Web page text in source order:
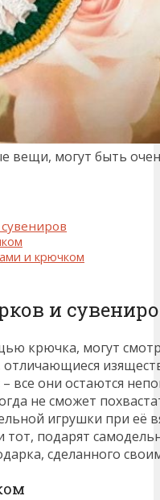
вещи, могут быть
и крючком
и
крючка, могут
отличающиеся
все они остаются
не сможет
игрушки при её
тот, подарят
сделанного